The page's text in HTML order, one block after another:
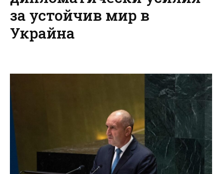
за устойчив мир в
Украйна